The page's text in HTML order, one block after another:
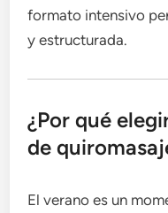
formato intensivo
y estructurada.
¿Por qué
de
El verano es un